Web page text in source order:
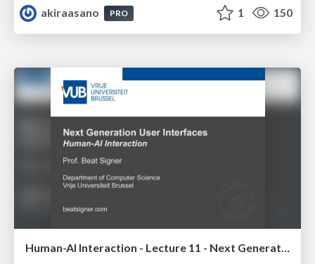
akiraasano
PRO 1 150
Human-AI Interaction - Lecture 11 - Next Generation User Interfaces (4018166FNR)